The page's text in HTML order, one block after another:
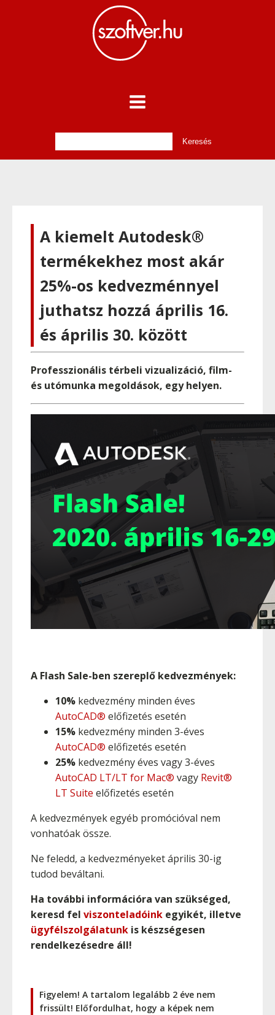
A kiemelt Autodesk®
termékekhez most akár
25%-os kedvezménnyel
juthatsz hozzá április 16.
és április 30. között
Professzionális térbeli vizualizáció, film-
és utómunka megoldások, egy helyen.
A Flash Sale-ben szereplő kedvezmények:
10% kedvezmény minden éves
AutoCAD® előfizetés esetén
15% kedvezmény minden 3-éves
AutoCAD® előfizetés esetén
25% kedvezmény éves vagy 3-éves
AutoCAD LT/LT for Mac® vagy Revit®
LT Suite előfizetés esetén
A kedvezmények egyéb promócióval nem
vonhatóak össze.
Ne feledd, a kedvezményeket április 30-ig
tudod beváltani.
Ha további információra van szükséged,
keresd fel viszonteladóink egyikét, illetve
ügyfélszolgálatunk is készségesen
rendelkezésedre áll!
Figyelem! A tartalom legalább 2 éve nem
frissült! Előfordulhat, hogy a képek nem